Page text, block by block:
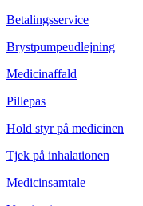
Betalingsservice
Brystpumpeudlejning
Medicinaffald
Pillepas
Hold styr på medicinen
Tjek på inhalationen
Medicinsamtale